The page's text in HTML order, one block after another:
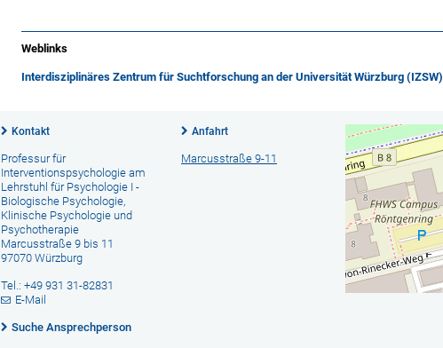
Weblinks
Interdisziplinäres Zentrum für Suchtforschung an der Universität Würzburg (IZSW)
Kontakt
Professur für
Interventionspsychologie am
Lehrstuhl für Psychologie I -
Biologische Psychologie,
Klinische Psychologie und
Psychotherapie
Marcusstraße 9 bis 11
97070 Würzburg
Tel.: +49 931 31-82831
E-Mail
Suche Ansprechperson
Anfahrt
Marcusstraße 9-11